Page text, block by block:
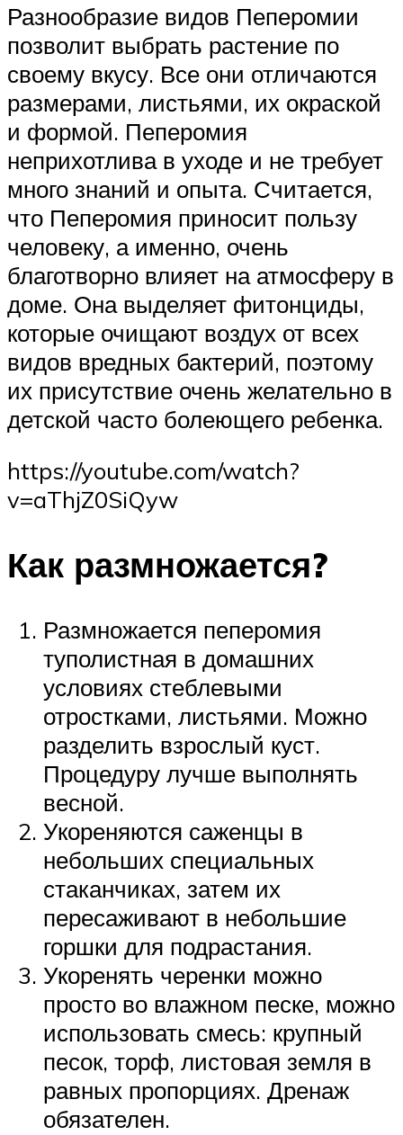
Разнообразие видов Пеперомии
позволит выбрать растение по
своему вкусу. Все они отличаются
размерами, листьями, их окраской
и формой. Пеперомия
неприхотлива в уходе и не требует
много знаний и опыта. Считается,
что Пеперомия приносит пользу
человеку, а именно, очень
благотворно влияет на атмосферу в
доме. Она выделяет фитонциды,
которые очищают воздух от всех
видов вредных бактерий, поэтому
их присутствие очень желательно в
детской часто болеющего ребенка.
https://youtube.com/watch?
v=aThjZ0SiQyw
Как размножается?
Размножается пеперомия
туполистная в домашних
условиях стеблевыми
отростками, листьями. Можно
разделить взрослый куст.
Процедуру лучше выполнять
весной.
Укореняются саженцы в
небольших специальных
стаканчиках, затем их
пересаживают в небольшие
горшки для подрастания.
Укоренять черенки можно
просто во влажном песке, можно
использовать смесь: крупный
песок, торф, листовая земля в
равных пропорциях. Дренаж
обязателен.